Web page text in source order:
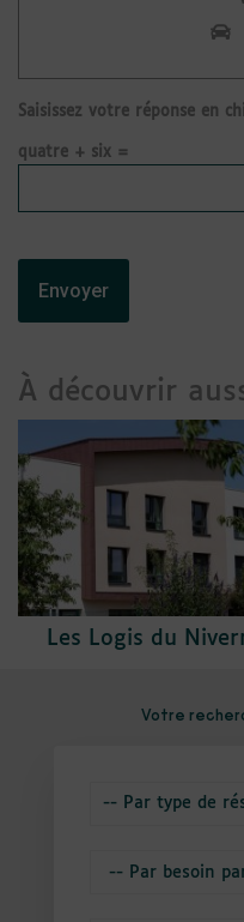
Saisissez votre réponse en
quatre + six =
À découvrir
Les Logis du
Votre